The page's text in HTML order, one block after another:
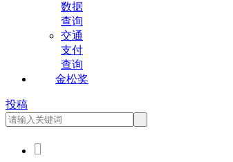
数据
查询
交通
支付
查询
金松奖
投稿
